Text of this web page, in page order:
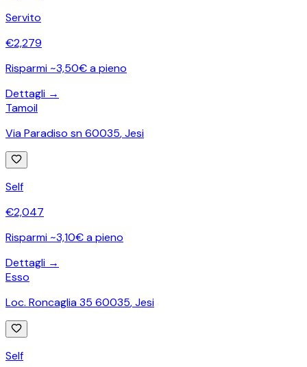
Servito
€2,279
Risparmi ~3,50€ a pieno
Dettagli →
Tamoil
Via Paradiso sn 60035,Jesi
Self
€2,047
Risparmi ~3,10€ a pieno
Dettagli →
Esso
Loc. Roncaglia 35 60035,Jesi
Self